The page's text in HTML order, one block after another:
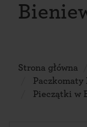
Strona główna
Paczkomaty
Pieczątki w